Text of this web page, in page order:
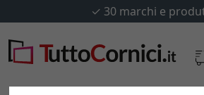
✓ 30 marchi e